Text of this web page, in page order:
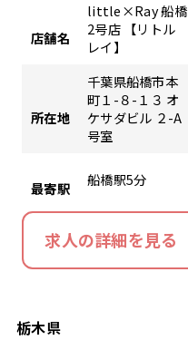
店舗名
little×Ray 船橋
2号店 【リトル
レイ】
所在地
千葉県船橋市本
町１-８-１３ オ
ケサダビル ２-A
号室
最寄駅 船橋駅5分
求人の詳細を見る
栃木県